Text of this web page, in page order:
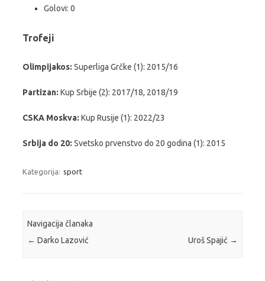
Golovi: 0
Trofeji
Olimpijakos: Superliga Grčke (1): 2015/16
Partizan: Kup Srbije (2): 2017/18, 2018/19
CSKA Moskva: Kup Rusije (1): 2022/23
Srbija do 20: Svetsko prvenstvo do 20 godina (1): 2015
Kategorija: sport
Navigacija članaka
← Darko Lazović Uroš Spajić →